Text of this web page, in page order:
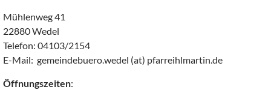
Mühlenweg 41
22880 Wedel
Telefon: 04103/2154
E-Mail: gemeindebuero.wedel (at) pfarreihlmartin.de
Öffnungszeiten: